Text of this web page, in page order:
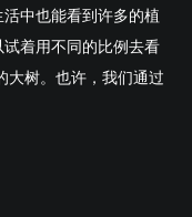
中也能看到许多的植
着用不同的比例去看
大树。也许，我们通过